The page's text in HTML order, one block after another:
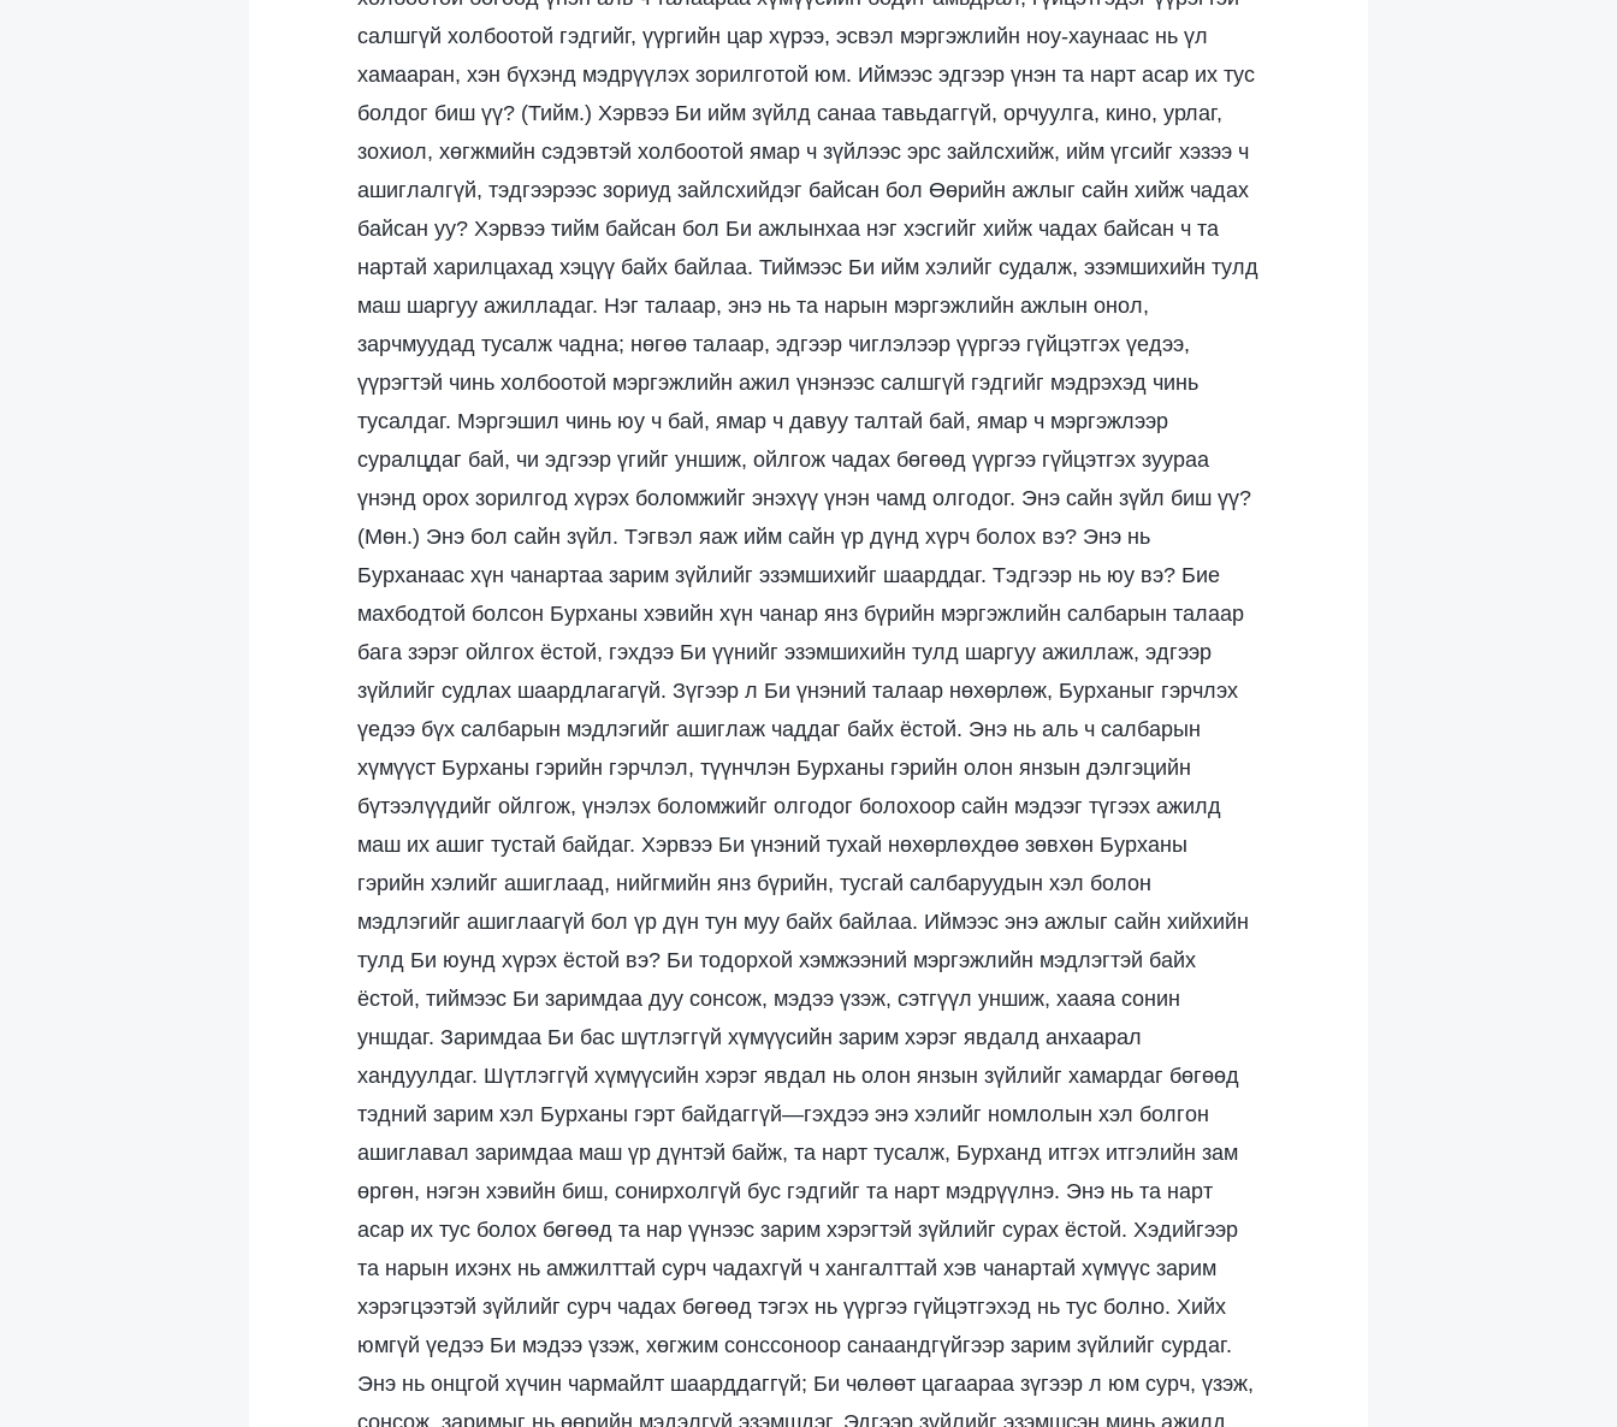
салшгүй холбоотой гэдгийг, үүргийн цар хүрээ, эсвэл мэргэжлийн ноу-хаунаас нь үл
хамааран, хэн бүхэнд мэдрүүлэх зорилготой юм. Иймээс эдгээр үнэн та нарт асар их тус
болдог биш үү? (Тийм.) Хэрвээ Би ийм зүйлд санаа тавьдаггүй, орчуулга, кино, урлаг,
зохиол, хөгжмийн сэдэвтэй холбоотой ямар ч зүйлээс эрс зайлсхийж, ийм үгсийг хэзээ ч
ашиглалгүй, тэдгээрээс зориуд зайлсхийдэг байсан бол Өөрийн ажлыг сайн хийж чадах
байсан уу? Хэрвээ тийм байсан бол Би ажлынхаа нэг хэсгийг хийж чадах байсан ч та
нартай харилцахад хэцүү байх байлаа. Тиймээс Би ийм хэлийг судалж, эзэмшихийн тулд
маш шаргуу ажилладаг. Нэг талаар, энэ нь та нарын мэргэжлийн ажлын онол,
зарчмуудад тусалж чадна; нөгөө талаар, эдгээр чиглэлээр үүргээ гүйцэтгэх үедээ,
үүрэгтэй чинь холбоотой мэргэжлийн ажил үнэнээс салшгүй гэдгийг мэдрэхэд чинь
тусалдаг. Мэргэшил чинь юу ч бай, ямар ч давуу талтай бай, ямар ч мэргэжлээр
суралцдаг бай, чи эдгээр үгийг уншиж, ойлгож чадах бөгөөд үүргээ гүйцэтгэх зуураа
үнэнд орох зорилгод хүрэх боломжийг энэхүү үнэн чамд олгодог. Энэ сайн зүйл биш үү?
(Мөн.) Энэ бол сайн зүйл. Тэгвэл яаж ийм сайн үр дүнд хүрч болох вэ? Энэ нь
Бурханаас хүн чанартаа зарим зүйлийг эзэмшихийг шаарддаг. Тэдгээр нь юу вэ? Бие
махбодтой болсон Бурханы хэвийн хүн чанар янз бүрийн мэргэжлийн салбарын талаар
бага зэрэг ойлгох ёстой, гэхдээ Би үүнийг эзэмшихийн тулд шаргуу ажиллаж, эдгээр
зүйлийг судлах шаардлагагүй. Зүгээр л Би үнэний талаар нөхөрлөж, Бурханыг гэрчлэх
үедээ бүх салбарын мэдлэгийг ашиглаж чаддаг байх ёстой. Энэ нь аль ч салбарын
хүмүүст Бурханы гэрийн гэрчлэл, түүнчлэн Бурханы гэрийн олон янзын дэлгэцийн
бүтээлүүдийг ойлгож, үнэлэх боломжийг олгодог болохоор сайн мэдээг түгээх ажилд
маш их ашиг тустай байдаг. Хэрвээ Би үнэний тухай нөхөрлөхдөө зөвхөн Бурханы
гэрийн хэлийг ашиглаад, нийгмийн янз бүрийн, тусгай салбаруудын хэл болон
мэдлэгийг ашиглаагүй бол үр дүн тун муу байх байлаа. Иймээс энэ ажлыг сайн хийхийн
тулд Би юунд хүрэх ёстой вэ? Би тодорхой хэмжээний мэргэжлийн мэдлэгтэй байх
ёстой, тиймээс Би заримдаа дуу сонсож, мэдээ үзэж, сэтгүүл уншиж, хааяа сонин
уншдаг. Заримдаа Би бас шүтлэггүй хүмүүсийн зарим хэрэг явдалд анхаарал
хандуулдаг. Шүтлэггүй хүмүүсийн хэрэг явдал нь олон янзын зүйлийг хамардаг бөгөөд
тэдний зарим хэл Бурханы гэрт байдаггүй—гэхдээ энэ хэлийг номлолын хэл болгон
ашиглавал заримдаа маш үр дүнтэй байж, та нарт тусалж, Бурханд итгэх итгэлийн зам
өргөн, нэгэн хэвийн биш, сонирхолгүй бус гэдгийг та нарт мэдрүүлнэ. Энэ нь та нарт
асар их тус болох бөгөөд та нар үүнээс зарим хэрэгтэй зүйлийг сурах ёстой. Хэдийгээр
та нарын ихэнх нь амжилттай сурч чадахгүй ч хангалттай хэв чанартай хүмүүс зарим
хэрэгцээтэй зүйлийг сурч чадах бөгөөд тэгэх нь үүргээ гүйцэтгэхэд нь тус болно. Хийх
юмгүй үедээ Би мэдээ үзэж, хөгжим сонссоноор санаандгүйгээр зарим зүйлийг сурдаг.
Энэ нь онцгой хүчин чармайлт шаарддаггүй; Би чөлөөт цагаараа зүгээр л юм сурч, үзэж,
сонсож, заримыг нь өөрийн мэдэлгүй эзэмшдэг. Эдгээр зүйлийг эзэмшсэн минь ажилд